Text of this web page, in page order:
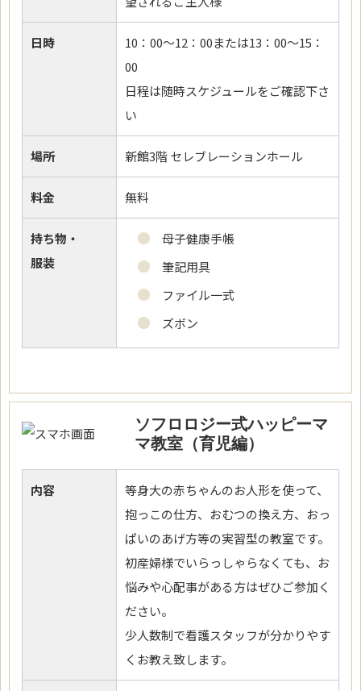
日時
10：00～12：00または13：00～15：
00
日程は随時スケジュールをご確認下さ
い
場所 新館3階 セレブレーションホール
料金 無料
持ち物・
服装
母子健康手帳
筆記用具
ファイル一式
ズボン
ソフロロジー式ハッピーマ
マ教室（育児編）
内容
等身大の赤ちゃんのお人形を使って、
抱っこの仕方、おむつの換え方、おっ
ぱいのあげ方等の実習型の教室です。
初産婦様でいらっしゃらなくても、お
悩みや心配事がある方はぜひご参加く
ださい。
少人数制で看護スタッフが分かりやす
くお教え致します。